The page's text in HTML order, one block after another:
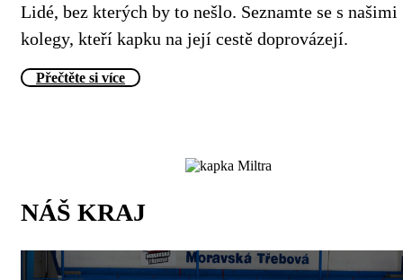
Lidé, bez kterých by to nešlo. Seznamte se s našimi
kolegy, kteří kapku na její cestě doprovázejí.
Přečtěte si více
NÁŠ KRAJ